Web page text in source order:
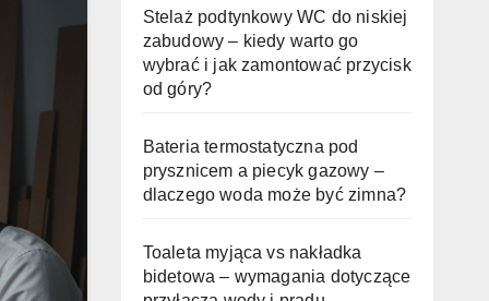
Stelaż podtynkowy WC do niskiej
zabudowy – kiedy warto go
wybrać i jak zamontować przycisk
od góry?
Bateria termostatyczna pod
prysznicem a piecyk gazowy –
dlaczego woda może być zimna?
Toaleta myjąca vs nakładka
bidetowa – wymagania dotyczące